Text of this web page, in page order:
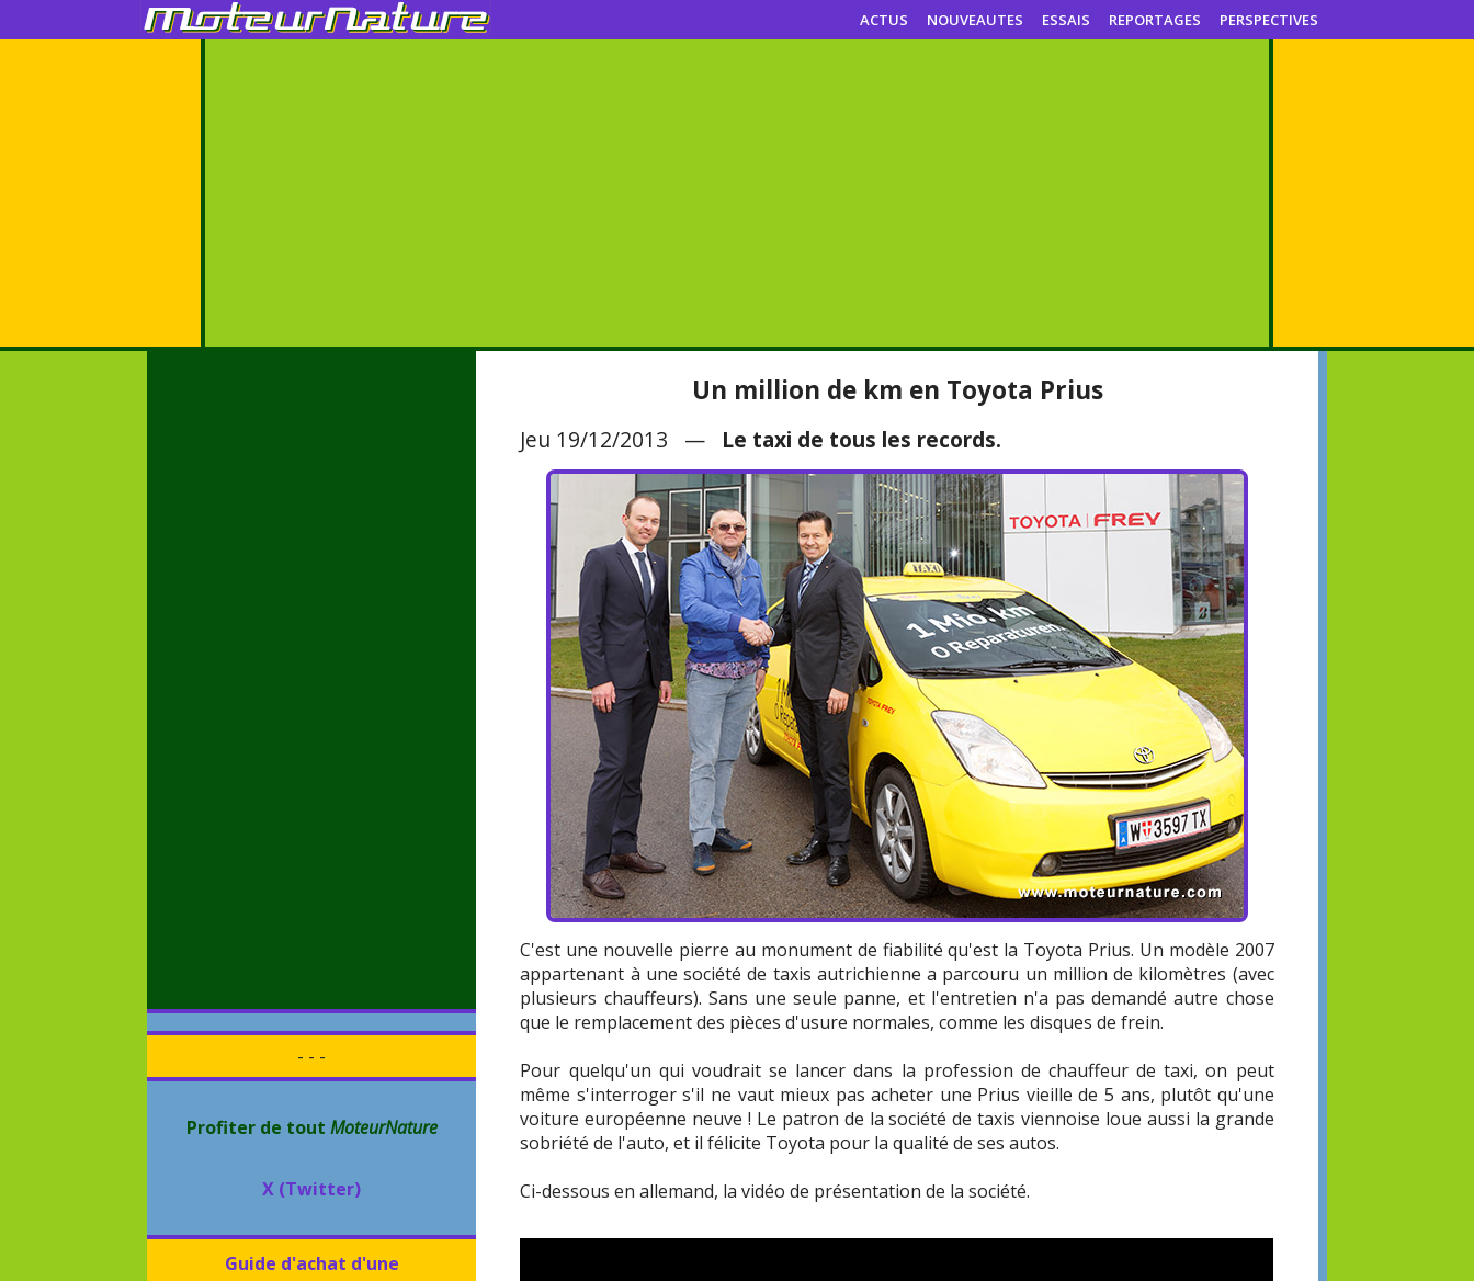
ACTUS NOUVEAUTES ESSAIS REPORTAGES PERSPECTIVES
- - -
Profiter de tout MoteurNature
X (Twitter)
Guide d'achat d'une
Un million de km en Toyota Prius
Jeu 19/12/2013 — Le taxi de tous les records.
C'est une nouvelle pierre au monument de fiabilité qu'est la Toyota Prius. Un modèle 2007
appartenant à une société de taxis autrichienne a parcouru un million de kilomètres (avec
plusieurs chauffeurs). Sans une seule panne, et l'entretien n'a pas demandé autre chose
que le remplacement des pièces d'usure normales, comme les disques de frein.
Pour quelqu'un qui voudrait se lancer dans la profession de chauffeur de taxi, on peut
même s'interroger s'il ne vaut mieux pas acheter une Prius vieille de 5 ans, plutôt qu'une
voiture européenne neuve ! Le patron de la société de taxis viennoise loue aussi la grande
sobriété de l'auto, et il félicite Toyota pour la qualité de ses autos.
Ci-dessous en allemand, la vidéo de présentation de la société.